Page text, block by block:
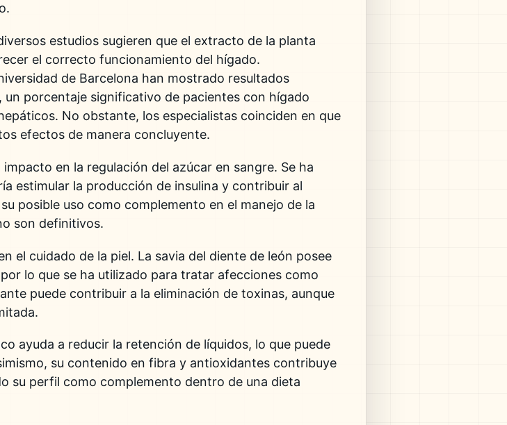
estudios sugieren que el extracto de la planta
el correcto funcionamiento del hígado.
de Barcelona han mostrado resultados
porcentaje significativo de pacientes con hígado
No obstante, los especialistas coinciden en que
efectos de manera concluyente.
en la regulación del azúcar en sangre. Se ha
estimular la producción de insulina y contribuir al
posible uso como complemento en el manejo de la
son definitivos.
el cuidado de la piel. La savia del diente de león posee
lo que se ha utilizado para tratar afecciones como
puede contribuir a la eliminación de toxinas, aunque
ayuda a reducir la retención de líquidos, lo que puede
su contenido en fibra y antioxidantes contribuye
su perfil como complemento dentro de una dieta